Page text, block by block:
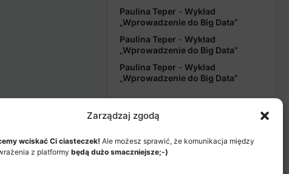
Zarządzaj zgodą
wciskać Ci ciasteczek! Ale możesz sprawić, że komunikacja między
z platformy będą dużo smaczniejsze;-)
Paulina Teper - Wykład
„Wprowadzenie do Big Data”
Paulina Teper - Wykład
„Wprowadzenie do Big Data”
Paulina Teper - Wykład
„Wprowadzenie do Big Data”